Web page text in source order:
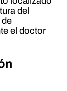
del
de
el doctor